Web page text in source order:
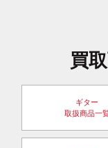
買
ギター
取扱商品一